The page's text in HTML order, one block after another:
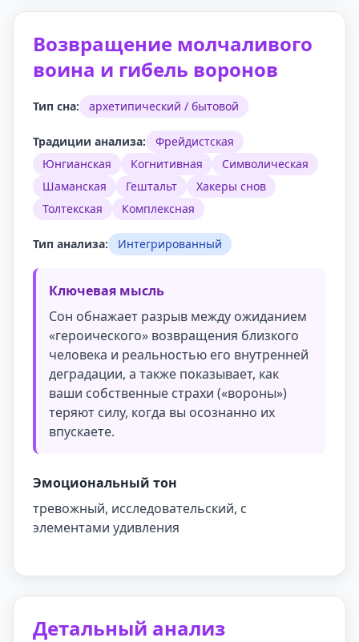
Возвращение молчаливого
воина и гибель воронов
Тип сна: архетипический / бытовой
Традиции анализа:
Фрейдистская
Юнгианская
Когнитивная
Символическая
Шаманская
Гештальт
Хакеры снов
Толтекская
Комплексная
Тип анализа: Интегрированный
Ключевая мысль
Сон обнажает разрыв между ожиданием
«героического» возвращения близкого
человека и реальностью его внутренней
деградации, а также показывает, как
ваши собственные страхи («вороны»)
теряют силу, когда вы осознанно их
впускаете.
Эмоциональный тон
тревожный, исследовательский, с
элементами удивления
Детальный анализ